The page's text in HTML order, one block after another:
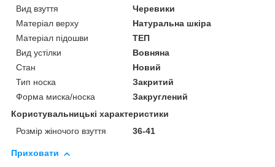
Вид взуття
Черевики
Матеріал верху
Натуральна шкіра
Матеріал підошви
ТЕП
Вид устілки
Вовняна
Стан
Новий
Тип носка
Закритий
Форма миска/носка
Закруглений
Користувальницькі характеристики
Розмір жіночого взуття
36-41
Приховати